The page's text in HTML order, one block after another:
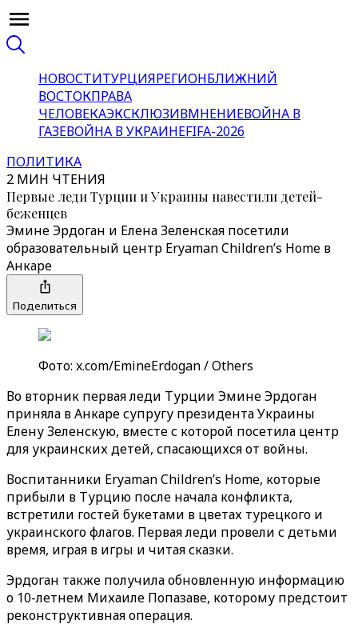
НОВОСТИТУРЦИЯРЕГИОНБЛИЖНИЙ
ВОСТОКПРАВА
ЧЕЛОВЕКАЭКСКЛЮЗИВМНЕНИЕВОЙНА В
ГАЗЕВОЙНА В УКРАИНЕFIFA-2026
ПОЛИТИКА
2 МИН ЧТЕНИЯ
Первые леди Турции и Украины навестили детей-
беженцев
Эмине Эрдоган и Елена Зеленская посетили
образовательный центр Eryaman Children’s Home в
Анкаре
Поделиться
Фото: x.com/EmineErdogan / Others
Во вторник первая леди Турции Эмине Эрдоган
приняла в Анкаре супругу президента Украины
Елену Зеленскую, вместе с которой посетила центр
для украинских детей, спасающихся от войны.
Воспитанники Eryaman Children’s Home, которые
прибыли в Турцию после начала конфликта,
встретили гостей букетами в цветах турецкого и
украинского флагов. Первая леди провели с детьми
время, играя в игры и читая сказки.
Эрдоган также получила обновленную информацию
о 10-летнем Михаиле Попазаве, которому предстоит
реконструктивная операция.